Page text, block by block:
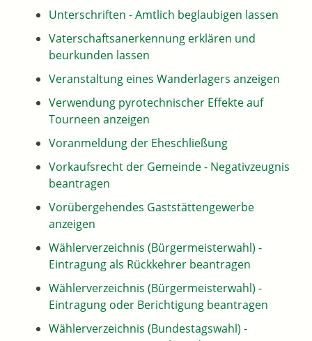
Unterschriften - Amtlich beglaubigen lassen
Vaterschaftsanerkennung erklären und
beurkunden lassen
Veranstaltung eines Wanderlagers anzeigen
Verwendung pyrotechnischer Effekte auf
Tourneen anzeigen
Voranmeldung der Eheschließung
Vorkaufsrecht der Gemeinde - Negativzeugnis
beantragen
Vorübergehendes Gaststättengewerbe
anzeigen
Wählerverzeichnis (Bürgermeisterwahl) -
Eintragung als Rückkehrer beantragen
Wählerverzeichnis (Bürgermeisterwahl) -
Eintragung oder Berichtigung beantragen
Wählerverzeichnis (Bundestagswahl) -